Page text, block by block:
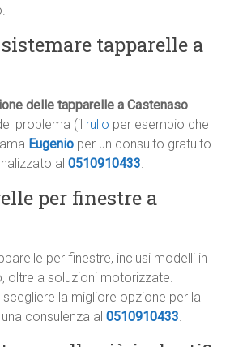
tapparelle a
delle tapparelle a Castenaso
problema (il rullo per esempio che
Eugenio per un consulto gratuito
al0510910433.
per finestre a
per finestre, inclusi modelli in
oltre a soluzioni motorizzate.
scegliere la migliore opzione per la
consulenza al0510910433.